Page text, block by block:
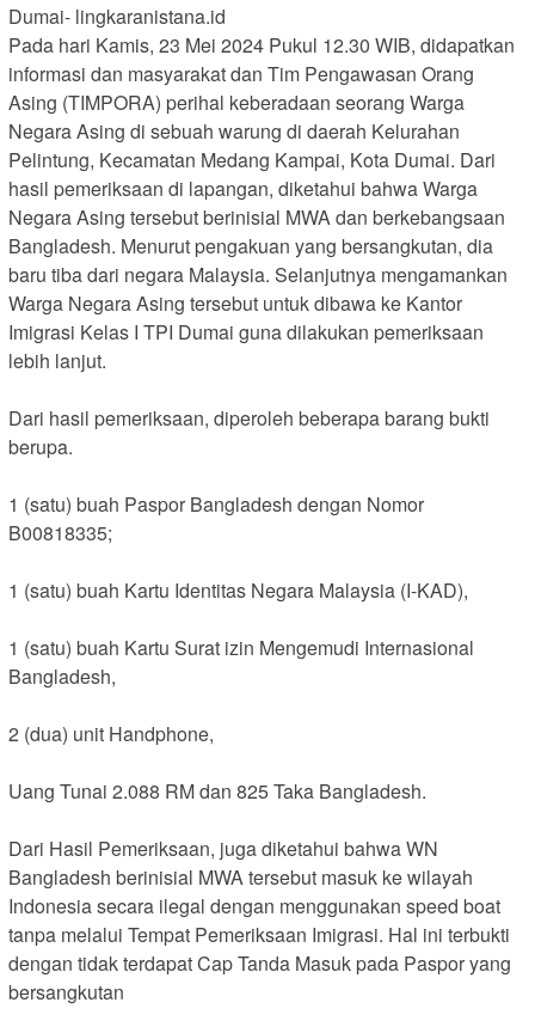
Dumai- lingkaranistana.id
Pada hari Kamis, 23 Mei 2024 Pukul 12.30 WIB, didapatkan
informasi dan masyarakat dan Tim Pengawasan Orang
Asing (TIMPORA) perihal keberadaan seorang Warga
Negara Asing di sebuah warung di daerah Kelurahan
Pelintung, Kecamatan Medang Kampai, Kota Dumai. Dari
hasil pemeriksaan di lapangan, diketahui bahwa Warga
Negara Asing tersebut berinisial MWA dan berkebangsaan
Bangladesh. Menurut pengakuan yang bersangkutan, dia
baru tiba dari negara Malaysia. Selanjutnya mengamankan
Warga Negara Asing tersebut untuk dibawa ke Kantor
Imigrasi Kelas I TPI Dumai guna dilakukan pemeriksaan
lebih lanjut.
Dari hasil pemeriksaan, diperoleh beberapa barang bukti
berupa.
1 (satu) buah Paspor Bangladesh dengan Nomor
B00818335;
1 (satu) buah Kartu Identitas Negara Malaysia (I-KAD),
1 (satu) buah Kartu Surat izin Mengemudi Internasional
Bangladesh,
2 (dua) unit Handphone,
Uang Tunai 2.088 RM dan 825 Taka Bangladesh.
Dari Hasil Pemeriksaan, juga diketahui bahwa WN
Bangladesh berinisial MWA tersebut masuk ke wilayah
Indonesia secara ilegal dengan menggunakan speed boat
tanpa melalui Tempat Pemeriksaan Imigrasi. Hal ini terbukti
dengan tidak terdapat Cap Tanda Masuk pada Paspor yang
bersangkutan